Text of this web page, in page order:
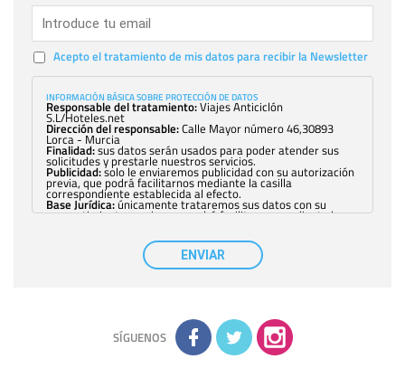
Acepto el tratamiento de mis datos para recibir la Newsletter
INFORMACIÓN BÁSICA SOBRE PROTECCIÓN DE DATOS
Responsable del tratamiento:Viajes Anticiclón
S.L/Hoteles.net
Dirección del responsable:Calle Mayor número 46,30893
Lorca - Murcia
Finalidad:sus datos serán usados para poder atender sus
solicitudes y prestarle nuestros servicios.
Publicidad:solo le enviaremos publicidad con su autorización
previa, que podrá facilitarnos mediante la casilla
correspondiente establecida al efecto.
Base Jurídica:únicamente trataremos sus datos con su
consentimiento previo, que podrá facilitarnos mediante la
con carácter general, sólo el personal de
nuestra entidad que esté debidamente autorizado podrá
tener conocimiento de la información que le pedimos. No se
comunicarán datos a terceros.
adicional y detallada sobre cómo tratamos sus datos en la
política de privacidad
ENVIAR
SÍGUENOS